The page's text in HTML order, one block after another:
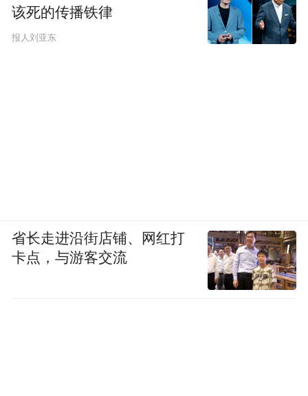
该死的传播铁律
报人刘亚东
省长走进沿街店铺、网红打
卡点，与游客交流